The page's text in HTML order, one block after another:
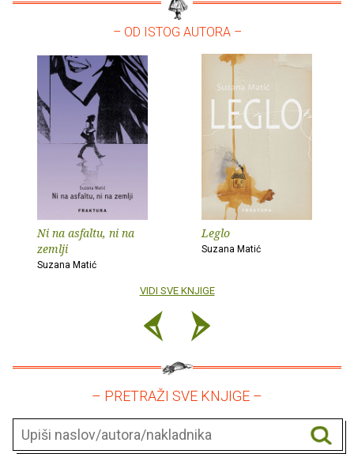
– OD ISTOG AUTORA –
Ni na asfaltu, ni na
zemlji
Suzana Matić
Leglo
Suzana Matić
VIDI SVE KNJIGE
– PRETRAŽI SVE KNJIGE –